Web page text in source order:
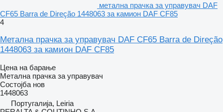
метална прачка за управувач DAF
CF65 Barra de Direção 1448063 за камион DAF CF85
4
Метална прачка за управувач DAF CF65 Barra de Direção
1448063 за камион DAF CF85
Цена на барање
Метална прачка за управувач
Состојба нов
1448063
Португалија, Leiria